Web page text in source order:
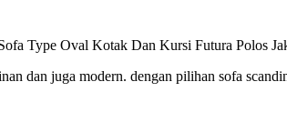
Type Oval Kotak Dan Kursi Futura Polos
dan juga modern. dengan pilihan sofa